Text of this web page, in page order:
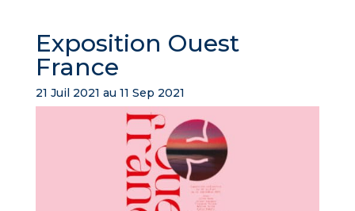
Exposition Ouest
France
21 Juil 2021 au 11 Sep 2021